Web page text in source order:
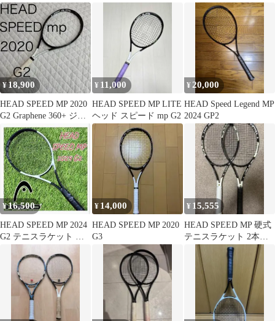
モデル
ピード 国内正規品
¥18,900
HEAD SPEED MP 2020
G2 Graphene 360+ ジョ
コ
¥ 11,000
HEAD SPEED MP LITE
ヘッド スピード mp G2
¥ 20,000
HEAD Speed Legend MP
2024 GP2
¥16,500
HEAD SPEED MP 2024
G2 テニスラケット 元
¥ 14,000
HEAD SPEED MP 2020
G3
¥ 15,555
HEAD SPEED MP 硬式
テニスラケット 2本セ
ット